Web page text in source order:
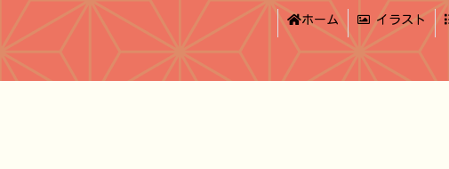
ホーム イラスト